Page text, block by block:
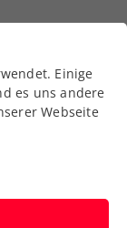
Einige
es uns andere
Webseite